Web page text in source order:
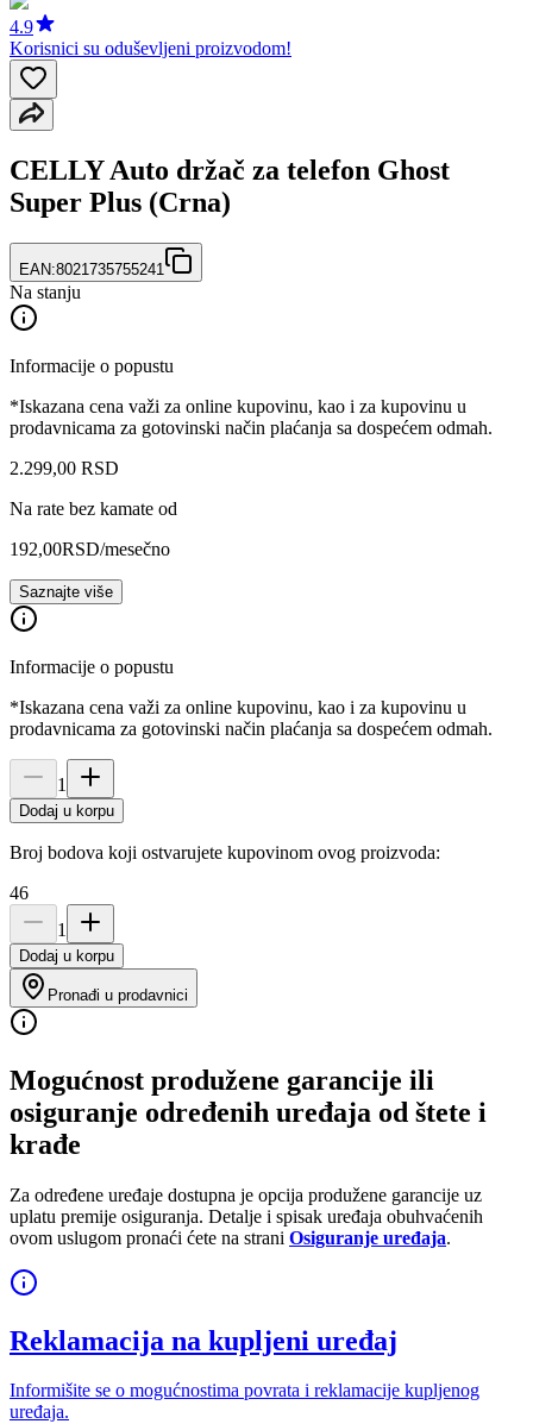
4.9
Korisnici su oduševljeni proizvodom!
CELLY Auto držač za telefon Ghost
Super Plus (Crna)
EAN:8021735755241
Na stanju
Informacije o popustu
*Iskazana cena važi za online kupovinu, kao i za kupovinu u
prodavnicama za gotovinski način plaćanja sa dospećem odmah.
2.299,00 RSD
Na rate bez kamate od
192,00RSD/mesečno
Saznajte više
Informacije o popustu
*Iskazana cena važi za online kupovinu, kao i za kupovinu u
prodavnicama za gotovinski način plaćanja sa dospećem odmah.
1
Dodaj u korpu
Broj bodova koji ostvarujete kupovinom ovog proizvoda:
46
1
Dodaj u korpu
Pronađi u prodavnici
Mogućnost produžene garancije ili
osiguranje određenih uređaja od štete i
krađe
Za određene uređaje dostupna je opcija produžene garancije uz
uplatu premije osiguranja. Detalje i spisak uređaja obuhvaćenih
ovom uslugom pronaći ćete na strani Osiguranje uređaja.
Reklamacija na kupljeni uređaj
Informišite se o mogućnostima povrata i reklamacije kupljenog
uređaja.